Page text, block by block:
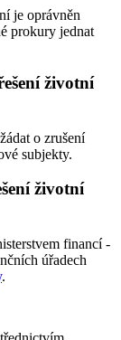
je oprávněn
prokury jednat
životní
o zrušení
subjekty.
životní
financí -
úřadech
.